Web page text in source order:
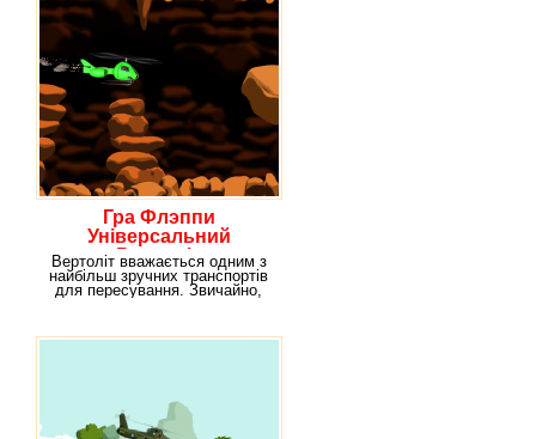
Гра Флэппи
Універсальний
Вертоліт
Вертоліт вважається одним з
найбільш зручних транспортів
для пересування. Звичайно,